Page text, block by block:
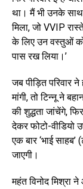
था। मैं भी उनके साथ
मिला, जो VVIP
के लिए उन वस्तुओं
पास रख लिया।’
जब पीड़ित परिवार
मांगी, तो टिन्नू ने
की शुद्धता जांचेंगे,
देकर फोटो-वीडियो
एक बार ‘भाई
जाएगी।
महंत विनोद मिश्रा